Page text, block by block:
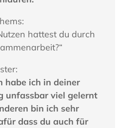
hattest du durch
habe ich in deiner
unfassbar viel gelernt
bin ich sehr
dass du auch für